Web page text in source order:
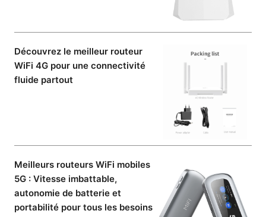
Découvrez le meilleur routeur
WiFi 4G pour une connectivité
fluide partout
Meilleurs routeurs WiFi mobiles
5G : Vitesse imbattable,
autonomie de batterie et
portabilité pour tous les besoins